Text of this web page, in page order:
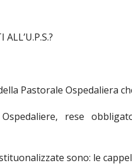
LAICATO
PROMOZIONE E
UFFICIO PER I
Pastorale Ospedaliera
rese
sono: le